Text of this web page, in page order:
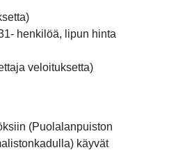
henkilöä, lipun hinta
veloituksetta)
(Puolalanpuiston
käyvät